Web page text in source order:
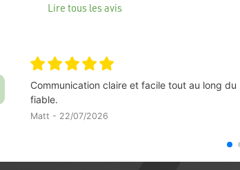
Lire tous les avis
Communication claire et facile tout au long
fiable.
Matt - 22/07/2026